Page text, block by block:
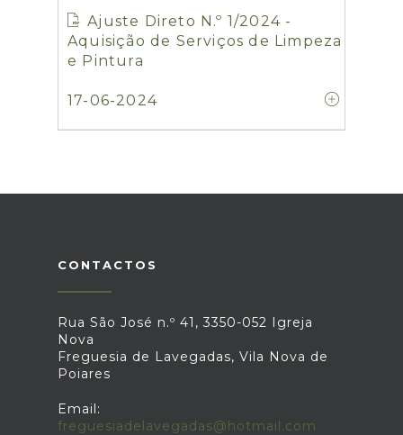
Ajuste Direto N.º 1/2024 -
Aquisição de Serviços de Limpeza
e Pintura
17-06-2024
CONTACTOS
Rua São José n.º 41, 3350-052 Igreja
Nova
Freguesia de Lavegadas, Vila Nova de
Poiares
Email:
freguesiadelavegadas@hotmail.com